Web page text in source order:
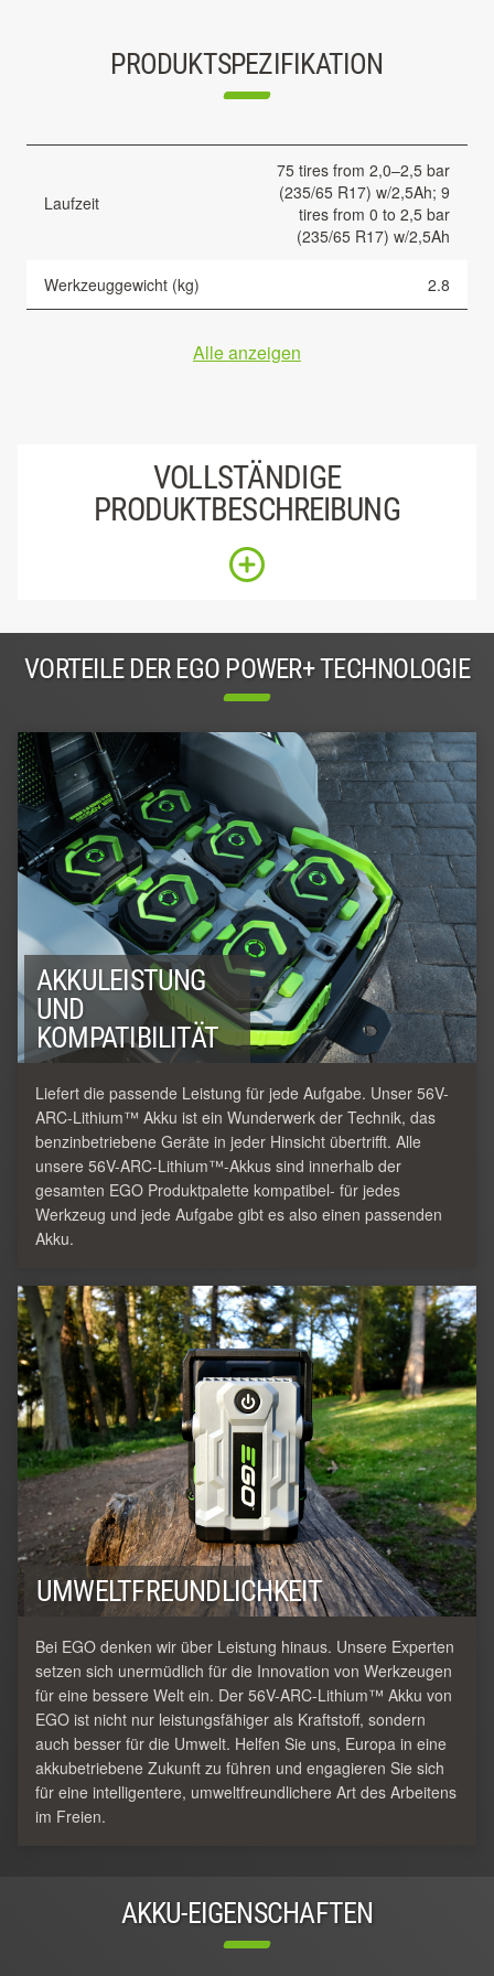
PRODUKTSPEZIFIKATION
Laufzeit
75 tires from 2,0–2,5 bar
(235/65 R17) w/2,5Ah; 9
tires from 0 to 2,5 bar
(235/65 R17) w/2,5Ah
Werkzeuggewicht (kg) 2.8
Alle anzeigen
VOLLSTÄNDIGE
PRODUKTBESCHREIBUNG
VORTEILE DER EGO POWER+ TECHNOLOGIE
AKKULEISTUNG
UND
KOMPATIBILITÄT
Liefert die passende Leistung für jede Aufgabe. Unser 56V-
ARC-Lithium™ Akku ist ein Wunderwerk der Technik, das
benzinbetriebene Geräte in jeder Hinsicht übertrifft. Alle
unsere 56V-ARC-Lithium™-Akkus sind innerhalb der
gesamten EGO Produktpalette kompatibel- für jedes
Werkzeug und jede Aufgabe gibt es also einen passenden
Akku.
UMWELTFREUNDLICHKEIT
Bei EGO denken wir über Leistung hinaus. Unsere Experten
setzen sich unermüdlich für die Innovation von Werkzeugen
für eine bessere Welt ein. Der 56V-ARC-Lithium™ Akku von
EGO ist nicht nur leistungsfähiger als Kraftstoff, sondern
auch besser für die Umwelt. Helfen Sie uns, Europa in eine
akkubetriebene Zukunft zu führen und engagieren Sie sich
für eine intelligentere, umweltfreundlichere Art des Arbeitens
im Freien.
AKKU-EIGENSCHAFTEN